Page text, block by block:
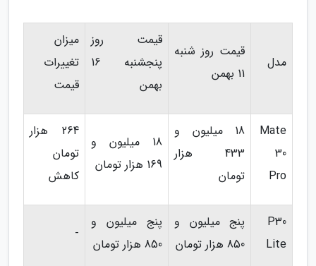
مدل
قیمت روز شنبه
11 بهمن
قیمت روز
پنجشنبه 16
بهمن
میزان
تغییرات
قیمت
Mate
30
Pro
18 میلیون و
433 هزار
تومان
18 میلیون و
169 هزار تومان
264 هزار
تومان
کاهش
P30
Lite
پنج میلیون و
850 هزار تومان
پنج میلیون و
850 هزار تومان
-